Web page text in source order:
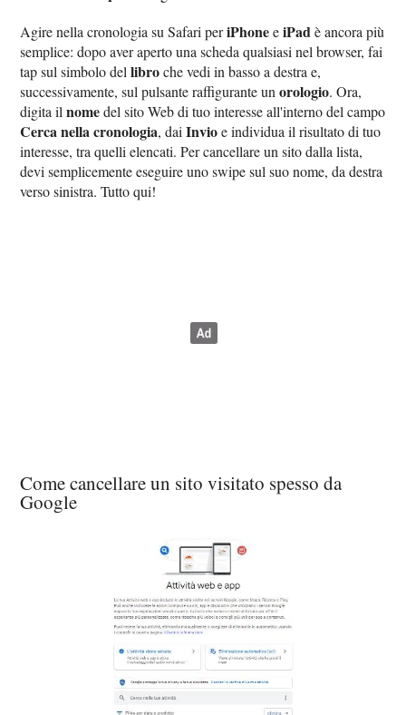
Agire nella cronologia su Safari periPhoneeiPadè ancora più
semplice: dopo aver aperto una scheda qualsiasi nel browser, fai
tap sul simbolo dellibroche vedi in basso a destra e,
successivamente, sul pulsante raffigurante unorologio. Ora,
digita ilnomedel sito Web di tuo interesse all'interno del campo
Cerca nella cronologia, daiInvioe individua il risultato di tuo
interesse, tra quelli elencati. Per cancellare un sito dalla lista,
devi semplicemente eseguire uno swipe sul suo nome, da destra
verso sinistra. Tutto qui!
Come cancellare un sito visitato spesso da
Google